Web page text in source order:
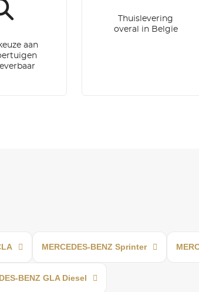
aan
Thuislevering
overal in Belgïe
MERCEDES-BENZ Sprinter
BENZ GLA Diesel